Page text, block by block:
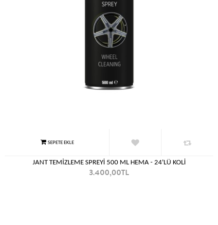
JANT TEMİZLEME SPREYİ 500 ML HEMA - 24'LÜ KOLİ
3.400,00TL